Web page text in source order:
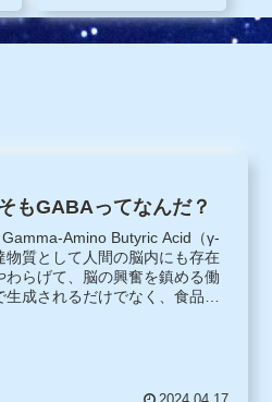
もGABAってなんだ？
Amino Butyric Acid（γ-
質として人間の脳内にも存在
らげて、脳の興奮を鎮める働
成されるだけでなく、食品に